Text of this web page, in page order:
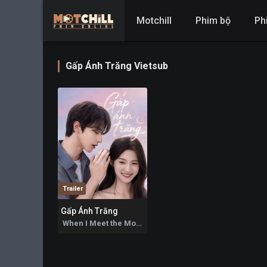
Motchill Phim bộ
Gấp Ánh Trăng Vietsub
Trailer
Gấp Ánh Trăng
When I Meet the Moon